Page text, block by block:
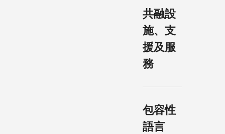
我們透過
政策、女
性領導組
織、獎學
金及社群
參與，促
防止性別
歧視及騷
擾。
學術支援
服務，關
顧不同人
士的需
要，確保
人人機會
共融設
施、支
援及服
務
完善的無
障礙設施
及服務，
滿足不同
包容性
語言